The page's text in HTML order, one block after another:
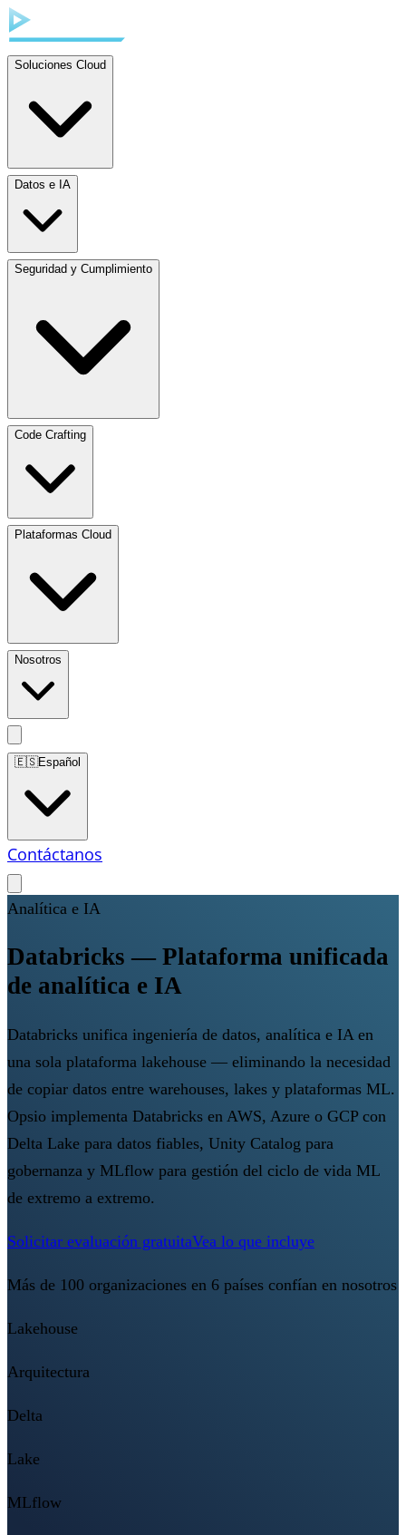
Soluciones Cloud
Datos e IA
Seguridad y Cumplimiento
Code Crafting
Plataformas Cloud
Nosotros
🇪🇸Español
Contáctanos
Analítica e IA
Databricks — Plataforma unificada
de analítica e IA
Databricks unifica ingeniería de datos, analítica e IA en
una sola plataforma lakehouse — eliminando la necesidad
de copiar datos entre warehouses, lakes y plataformas ML.
Opsio implementa Databricks en AWS, Azure o GCP con
Delta Lake para datos fiables, Unity Catalog para
gobernanza y MLflow para gestión del ciclo de vida ML
de extremo a extremo.
Solicitar evaluación gratuitaVea lo que incluye
Más de 100 organizaciones en 6 países confían en nosotros
Lakehouse
Arquitectura
Delta
Lake
MLflow